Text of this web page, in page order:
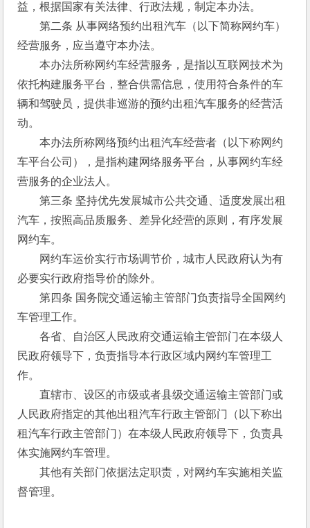
益，根据国家有关法律、行政法规，制定本办法。
第二条 从事网络预约出租汽车（以下简称网约车）
经营服务，应当遵守本办法。
本办法所称网约车经营服务，是指以互联网技术为
依托构建服务平台，整合供需信息，使用符合条件的车
辆和驾驶员，提供非巡游的预约出租汽车服务的经营活
动。
本办法所称网络预约出租汽车经营者（以下称网约
车平台公司），是指构建网络服务平台，从事网约车经
营服务的企业法人。
第三条 坚持优先发展城市公共交通、适度发展出租
汽车，按照高品质服务、差异化经营的原则，有序发展
网约车。
网约车运价实行市场调节价，城市人民政府认为有
必要实行政府指导价的除外。
第四条 国务院交通运输主管部门负责指导全国网约
车管理工作。
各省、自治区人民政府交通运输主管部门在本级人
民政府领导下，负责指导本行政区域内网约车管理工
作。
直辖市、设区的市级或者县级交通运输主管部门或
人民政府指定的其他出租汽车行政主管部门（以下称出
租汽车行政主管部门）在本级人民政府领导下，负责具
体实施网约车管理。
其他有关部门依据法定职责，对网约车实施相关监
督管理。